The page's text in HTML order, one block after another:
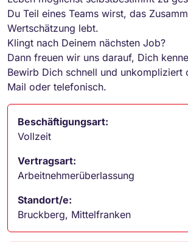
Du Teil eines Teams wirst, das
Wertschätzung lebt.
Klingt nach Deinem nächsten Job?
Dann freuen wir uns darauf, Dich
Bewirb Dich schnell und unkompliziert
Mail oder telefonisch.
Beschäftigungsart:
Vollzeit
Vertragsart:
Arbeitnehmerüberlassung
Standort/e:
Bruckberg, Mittelfranken